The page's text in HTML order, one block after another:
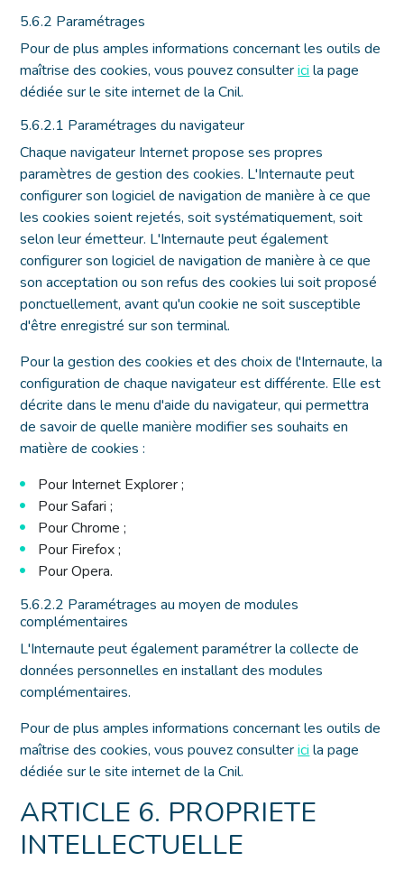
5.6.2 Paramétrages
Pour de plus amples informations concernant les outils de
maîtrise des cookies, vous pouvez consulterici la page
dédiée sur le site internet de la Cnil.
5.6.2.1 Paramétrages du navigateur
Chaque navigateur Internet propose ses propres
paramètres de gestion des cookies. L'Internaute peut
configurer son logiciel de navigation de manière à ce que
les cookies soient rejetés, soit systématiquement, soit
selon leur émetteur. L'Internaute peut également
configurer son logiciel de navigation de manière à ce que
son acceptation ou son refus des cookies lui soit proposé
ponctuellement, avant qu'un cookie ne soit susceptible
d'être enregistré sur son terminal.
Pour la gestion des cookies et des choix de l'Internaute, la
configuration de chaque navigateur est différente. Elle est
décrite dans le menu d'aide du navigateur, qui permettra
de savoir de quelle manière modifier ses souhaits en
matière de cookies :
Pour Internet Explorer;
Pour Safari ;
Pour Chrome ;
Pour Firefox;
Pour Opera.
5.6.2.2 Paramétrages au moyen de modules
complémentaires
L'Internaute peut également paramétrer la collecte de
données personnelles en installant des modules
complémentaires.
Pour de plus amples informations concernant les outils de
maîtrise des cookies, vous pouvez consulterici la page
dédiée sur le site internet de la Cnil.
ARTICLE 6. PROPRIETE
INTELLECTUELLE